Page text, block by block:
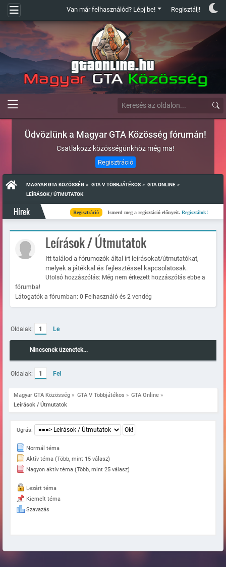
Van már felhasználód? Lépj be! Regisztálj!
Üdvözlünk a Magyar GTA Közösség fórumán!
Csatlakozz közösségünkhöz még ma!
Regisztráció
MAGYAR GTA KÖZÖSSÉG » GTA V TÖBBJÁTÉKOS » GTA ONLINE »
LEÍRÁSOK / ÚTMUTATOK
Hírek Regisztráció Ismerd meg a regisztáció előnyeit.Regisztálok!
Leírások / Útmutatok
Itt találod a fórumozók által írt leírásokat/útmutatókat,
melyek a játékkal és fejlesztéssel kapcsolatosak.
Utolsó hozzászólás: Még nem érkezett hozzászólás ebbe a
fórumba!
Látogatók a fórumban: 0 Felhasználó és 2 vendég
Oldalak: 1 Le
Nincsenek üzenetek...
Oldalak: 1 Fel
Magyar GTA Közösség » GTA V Többjátékos » GTA Online »
Leírások / Útmutatok
Ugrás:
Normál téma
Aktív téma (Több, mint 15 válasz)
Nagyon aktív téma (Több, mint 25 válasz)
Lezárt téma
Kiemelt téma
Szavazás